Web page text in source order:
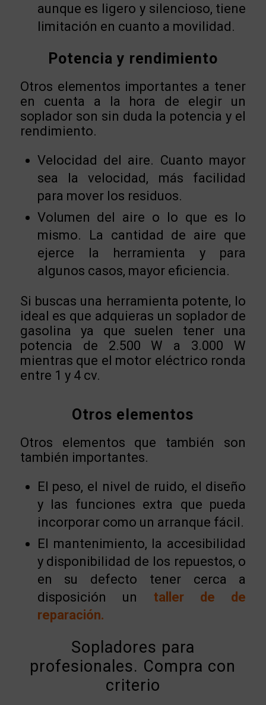
aunque es ligero y silencioso, tiene
limitación en cuanto a movilidad.
Potencia y rendimiento
Otros elementos importantes a tener
en cuenta a la hora de elegir un
soplador son sin duda la potencia y el
rendimiento.
Velocidad del aire. Cuanto mayor
sea la velocidad, más facilidad
para mover los residuos.
Volumen del aire o lo que es lo
mismo. La cantidad de aire que
ejerce la herramienta y para
algunos casos, mayor eficiencia.
Si buscas una herramienta potente, lo
ideal es que adquieras un soplador de
gasolina ya que suelen tener una
potencia de 2.500 W a 3.000 W
mientras que el motor eléctrico ronda
entre 1 y 4 cv.
Otros elementos
Otros elementos que también son
también importantes.
El peso, el nivel de ruido, el diseño
y las funciones extra que pueda
incorporar como un arranque fácil.
El mantenimiento, la accesibilidad
y disponibilidad de los repuestos, o
en su defecto tener cerca a
disposición un
taller de de
reparación.
Sopladores para
profesionales. Compra con
criterio